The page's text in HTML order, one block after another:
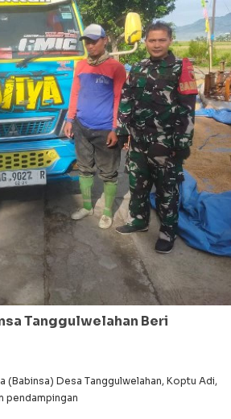
Tanggulwelahan Beri
(Babinsa) Desa Tanggulwelahan, Koptu Adi,
pendampingan